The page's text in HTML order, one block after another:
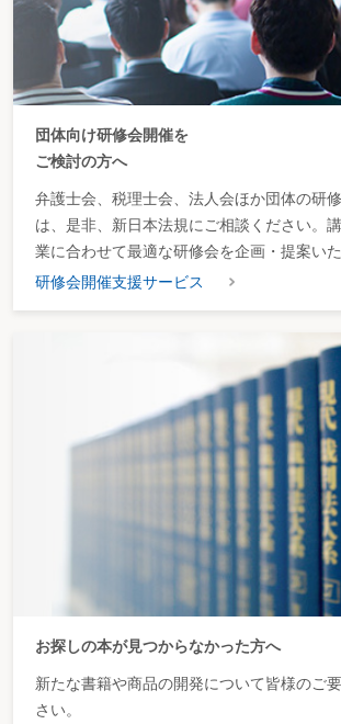
団体向け研修会開催を
ご検討の方へ
弁護士会、税理士会、法人会ほか団体の研
は、是非、新日本法規にご相談ください。
業に合わせて最適な研修会を企画・提案いた
研修会開催支援サービス
お探しの本が見つからなかった方へ
新たな書籍や商品の開発について皆様のご
さい。